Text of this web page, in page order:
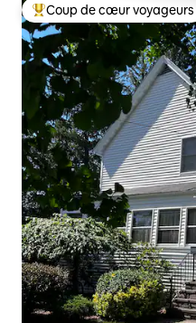
Coups de cœur voyageurs
Coup de cœur voyageurs